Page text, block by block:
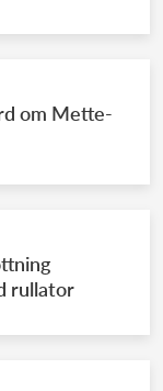
om Mette-
rullator